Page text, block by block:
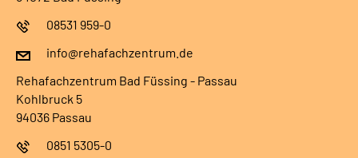
08531 959-0
info@rehafachzentrum.de
Rehafachzentrum Bad Füssing - Passau
Kohlbruck 5
94036 Passau
0851 5305-0